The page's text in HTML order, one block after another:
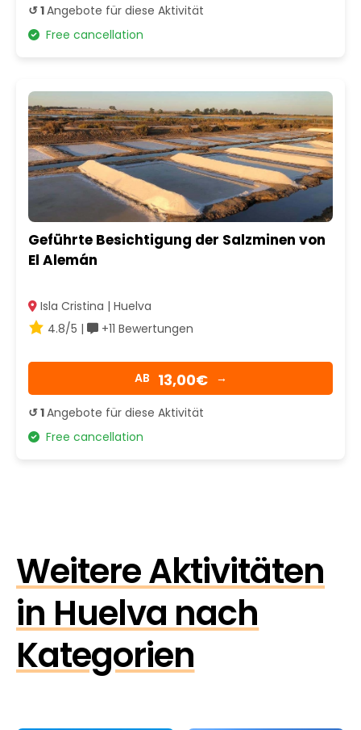
↺ 1Angebote für diese Aktivität
Free cancellation
Geführte Besichtigung der Salzminen von
El Alemán
Isla Cristina | Huelva
4.8/5 |
+11 Bewertungen
AB 13,00€ →
↺ 1Angebote für diese Aktivität
Free cancellation
Weitere Aktivitäten
in Huelva nach
Kategorien